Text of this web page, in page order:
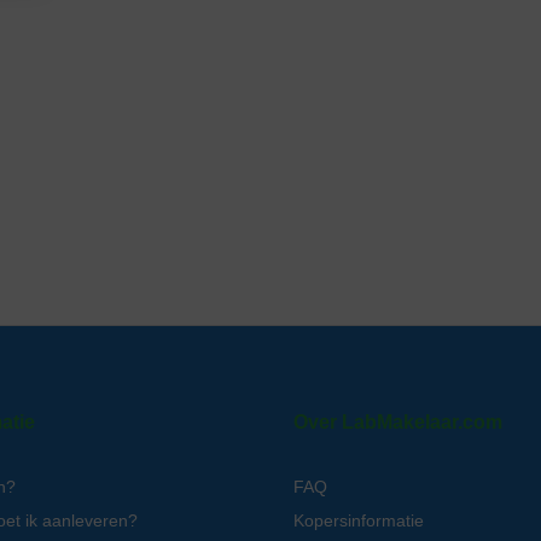
ik aanleveren?
Over LabMakelaar.com
FAQ
Kopersinformatie